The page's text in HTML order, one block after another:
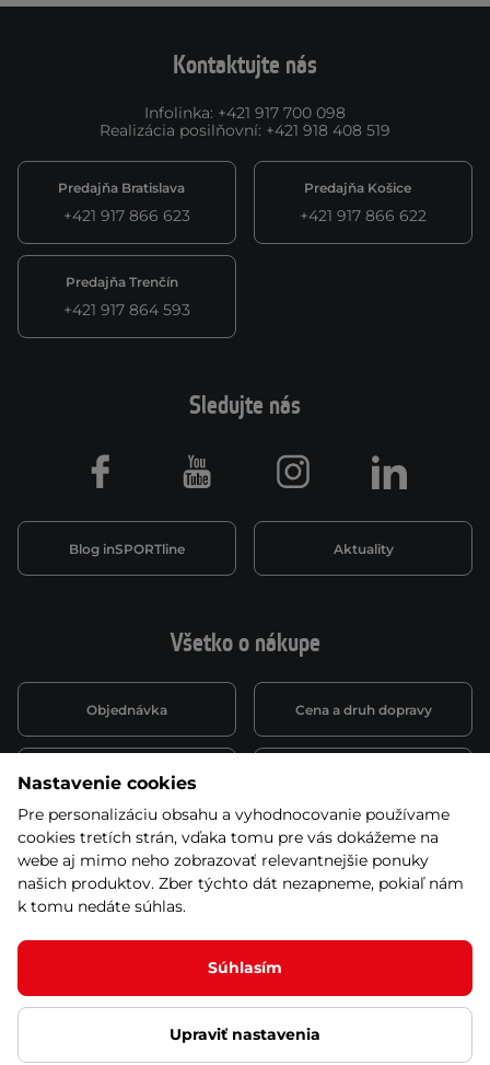
Kontaktujte nás
Infolinka: +421 917 700 098
Realizácia posilňovní: +421 918 408 519
Predajňa Bratislava
+421 917 866 623
Predajňa Košice
+421 917 866 622
Predajňa Trenčín
+421 917 864 593
Všetko o nákupe
Objednávka Cena a druh dopravy
Spôsob platby
Montáž a servis Reklamácie a záruka
Kariéra
Sledujte nás
Blog inSPORTline Aktuality
Facebook Youtube Instagram LinkedIn
© 2026 Stores inSPORTline SK, s.r.o. Všetky práva vyhradené
Nastavenie cookies
Pre personalizáciu obsahu a vyhodnocovanie používame
cookies tretích strán, vďaka tomu pre vás dokážeme na
webe aj mimo neho zobrazovať relevantnejšie ponuky
našich produktov. Zber týchto dát nezapneme, pokiaľ nám
k tomu nedáte súhlas.
Súhlasím
Upraviť nastavenia